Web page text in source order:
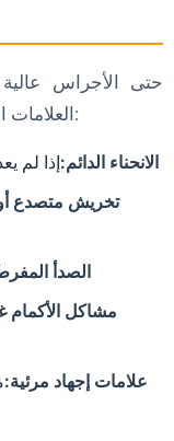
حتى الأجراس
العلامات التي تدل على أن الوقت قد حان لاستبدالها:
الانحناء الدائم: إذا لم
تخريش متصدع
الصدأ
مشاكل الأكمام
علامات إجهاد مرئية: